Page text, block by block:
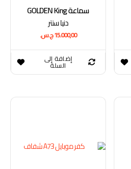
سماعة GOLDEN King
دنيا سنتر
15.000,00ج.س.
إضافة إلى
السلة